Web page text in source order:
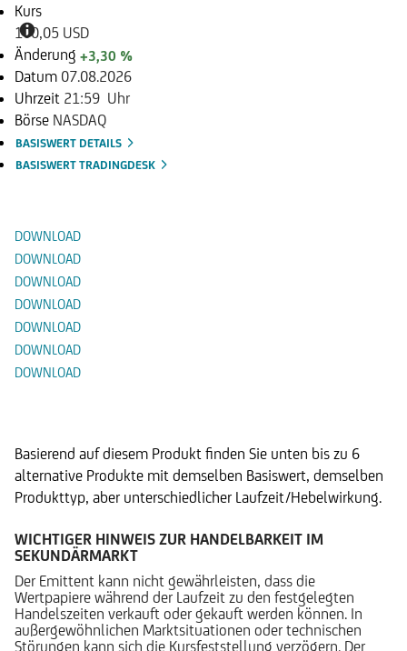
Kurs
100,05 USD
Änderung +3,30 %
Datum 07.08.2026
Uhrzeit 21:59 Uhr
Börse NASDAQ
BASISWERT DETAILS
BASISWERT TRADINGDESK
DOWNLOAD
DOWNLOAD
DOWNLOAD
DOWNLOAD
DOWNLOAD
DOWNLOAD
DOWNLOAD
Basierend auf diesem Produkt finden Sie unten bis zu 6
alternative Produkte mit demselben Basiswert, demselben
Produkttyp, aber unterschiedlicher Laufzeit/Hebelwirkung.
WICHTIGER HINWEIS ZUR HANDELBARKEIT IM
SEKUNDÄRMARKT
Der Emittent kann nicht gewährleisten, dass die
Wertpapiere während der Laufzeit zu den festgelegten
Handelszeiten verkauft oder gekauft werden können. In
außergewöhnlichen Marktsituationen oder technischen
Störungen kann sich die Kursfeststellung verzögern. Der